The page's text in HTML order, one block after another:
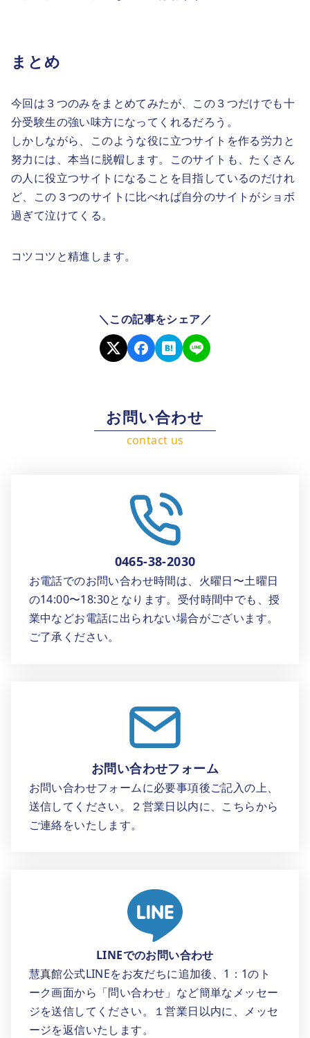
まとめ
今回は３つのみをまとめてみたが、この３つだけでも十
分受験生の強い味方になってくれるだろう。
しかしながら、このような役に立つサイトを作る労力と
努力には、本当に脱帽します。このサイトも、たくさん
の人に役立つサイトになることを目指しているのだけれ
ど、この３つのサイトに比べれば自分のサイトがショボ
過ぎて泣けてくる。
コツコツと精進します。
＼この記事をシェア／
お問い合わせ
0465-38-2030
お電話でのお問い合わせ時間は、火曜日〜土曜日
の14:00〜18:30となります。受付時間中でも、授
業中などお電話に出られない場合がございます。
ご了承ください。
お問い合わせフォーム
お問い合わせフォームに必要事項後ご記入の上、
送信してください。２営業日以内に、こちらから
ご連絡をいたします。
LINEでのお問い合わせ
慧真館公式LINEをお友だちに追加後、1：1のト
ーク画面から「問い合わせ」など簡単なメッセー
ジを送信してください。１営業日以内に、メッセ
ージを返信いたします。